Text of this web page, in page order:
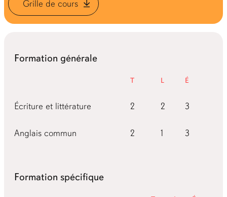
Grille de cours
Formation générale
Théorie Labos
Écriture et littérature 2 2 3
Anglais commun 2 1 3
Formation spécifique